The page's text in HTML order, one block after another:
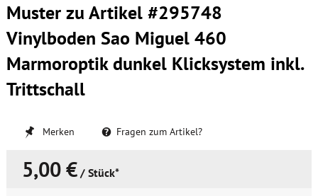
Muster zu Artikel #295748
Vinylboden Sao Miguel 460
Marmoroptik dunkel Klicksystem inkl.
Trittschall
Merken Fragen zum Artikel?
5,00 € / Stück*